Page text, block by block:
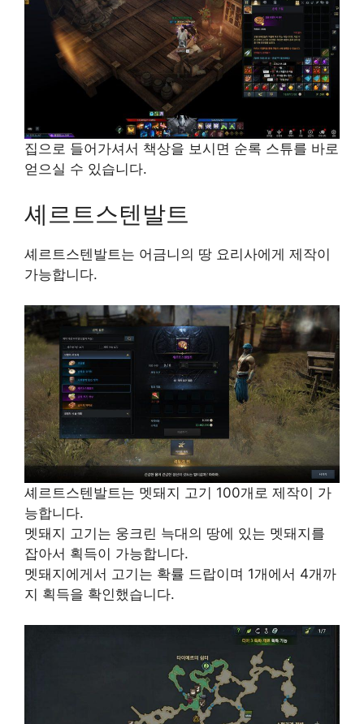
집으로 들어가셔서 책상을 보시면 순록 스튜를 바로
얻으실 수 있습니다.
셰르트스텐발트
셰르트스텐발트는 어금니의 땅 요리사에게 제작이
가능합니다.
셰르트스텐발트는 멧돼지 고기 100개로 제작이 가
능합니다.
멧돼지 고기는 웅크린 늑대의 땅에 있는 멧돼지를
잡아서 획득이 가능합니다.
멧돼지에게서 고기는 확률 드랍이며 1개에서 4개까
지 획득을 확인했습니다.